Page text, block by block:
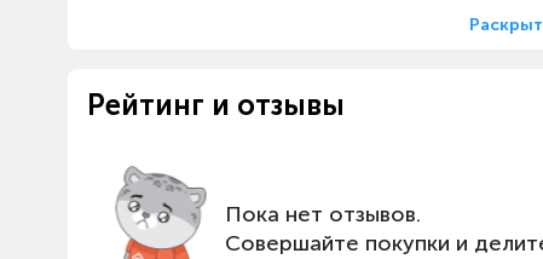
Поддержка Bluetooth
Вход для стандартной
Основные
характеристики
Операционная система
Соотношение сторон
Рейтинг и отзывы
Пока нет отзывов.
Совершайте покупки и